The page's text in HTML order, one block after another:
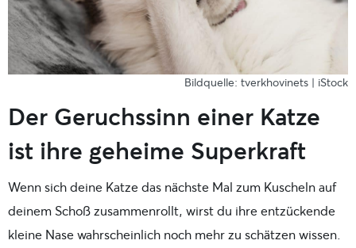
Bildquelle: tverkhovinets | iStock
Der Geruchssinn einer Katze
ist ihre geheime Superkraft
Wenn sich deine Katze das nächste Mal zum Kuscheln auf
deinem Schoß zusammenrollt, wirst du ihre entzückende
kleine Nase wahrscheinlich noch mehr zu schätzen wissen.